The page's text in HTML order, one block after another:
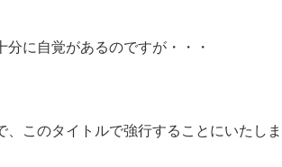
に自覚があるのですが・・・
このタイトルで強行することにいたしま